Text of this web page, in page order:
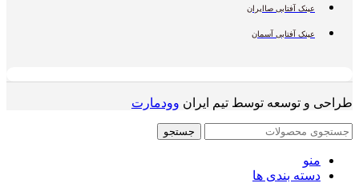
عینک آفتابی صاایران
عینک آفتابی آسمان
طراحی و توسعه توسط تیم ایران وودمارت
جستجو
منو
دسته بندی ها